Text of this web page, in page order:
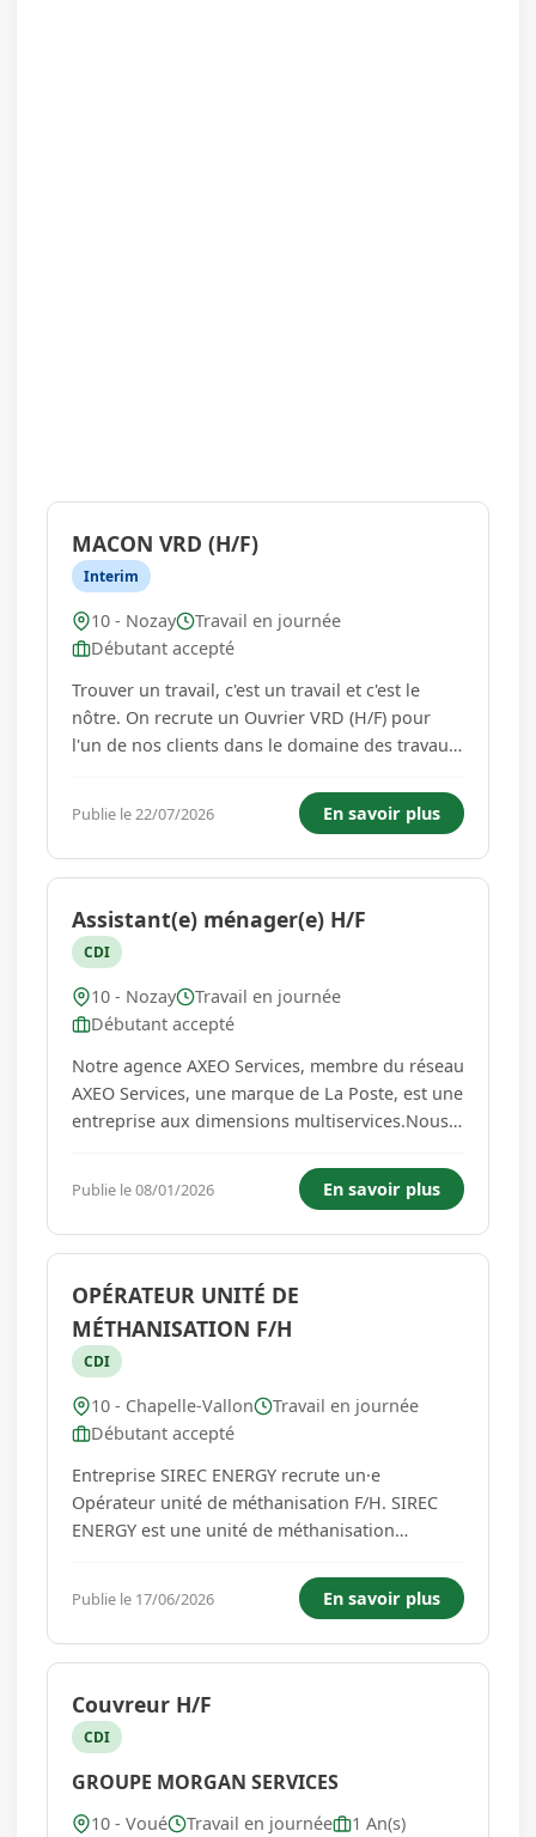
MACON VRD (H/F)
Interim
10 - Nozay
Travail en journée
Débutant accepté
Trouver un travail, c'est un travail et c'est le
nôtre. On recrute un Ouvrier VRD (H/F) pour
l'un de nos clients dans le domaine des travaux
:Remblayage et compactage des tranchéesMise
en place des repères, pour des ouvrages à
mettre en place ou à réal...
Publie le 22/07/2026 En savoir plus
Assistant(e) ménager(e) H/F
CDI
10 - Nozay
Travail en journée
Débutant accepté
Notre agence AXEO Services, membre du réseau
AXEO Services, une marque de La Poste, est une
entreprise aux dimensions multiservices.Nous
particuliers comme aux professionnels.L'agence
AXEO Services recherche, un(e) assistant(e)
ménager(e) en contrat à durée i...
Publie le 08/01/2026 En savoir plus
OPÉRATEUR UNITÉ DE
MÉTHANISATION F/H
CDI
10 - Chapelle-Vallon
Travail en journée
Débutant accepté
Entreprise SIREC ENERGY recrute un·e
Opérateur unité de méthanisation F/H. SIREC
ENERGY est une unité de méthanisation
réseau GRTgaz, située à Chapelle-Vallon dans
l’Aube (10). Cette entreprise est directement liée
à l’exploitation agricole ...
Publie le 17/06/2026 En savoir plus
Couvreur H/F
CDI
GROUPE MORGAN SERVICES
10 - Voué Travail en journée 1 An(s)